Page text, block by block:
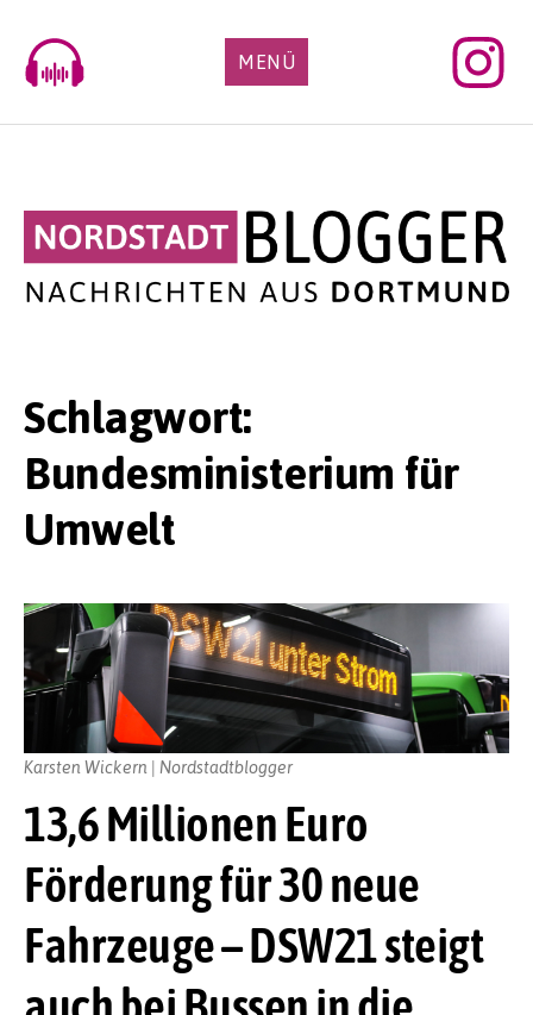
content
MENÜ
Schlagwort:
Bundesministerium für
Umwelt
13,6 Millionen Euro
Förderung für 30 neue
Fahrzeuge – DSW21 steigt
Karsten Wickern | Nordstadtblogger